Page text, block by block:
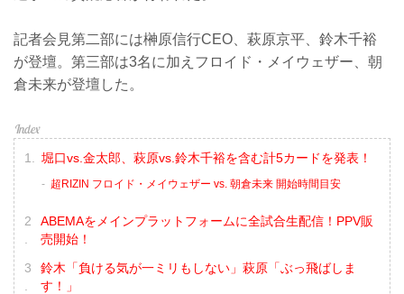
記者会見第二部には榊原信行CEO、萩原京平、鈴木千裕
が登壇。第三部は3名に加えフロイド・メイウェザー、朝
倉未来が登壇した。
堀口vs.金太郎、萩原vs.鈴木千裕を含む計5カードを発表！
超RIZIN フロイド・メイウェザー vs. 朝倉未来 開始時間目安
ABEMAをメインプラットフォームに全試合生配信！PPV販
売開始！
鈴木「負ける気が一ミリもしない」萩原「ぶっ飛ばしま
す！」